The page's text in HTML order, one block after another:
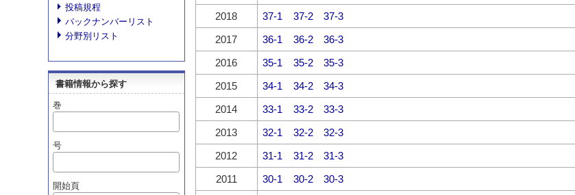
投稿規程
バックナンバーリスト
分野別リスト
書籍情報から探す
巻
号
開始頁
2018
37-1 37-2
37-3
2017
36-1 36-2
36-3
2016
35-1 35-2
35-3
2015
34-1 34-2
34-3
2014
33-1 33-2
33-3
2013
32-1 32-2
32-3
2012
31-1 31-2
31-3
2011
30-1 30-2
30-3